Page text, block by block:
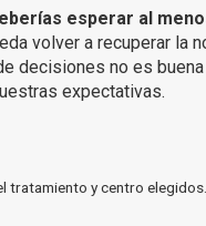
esperar al
volver a recuperar la
decisiones no es
expectativas.
y centro